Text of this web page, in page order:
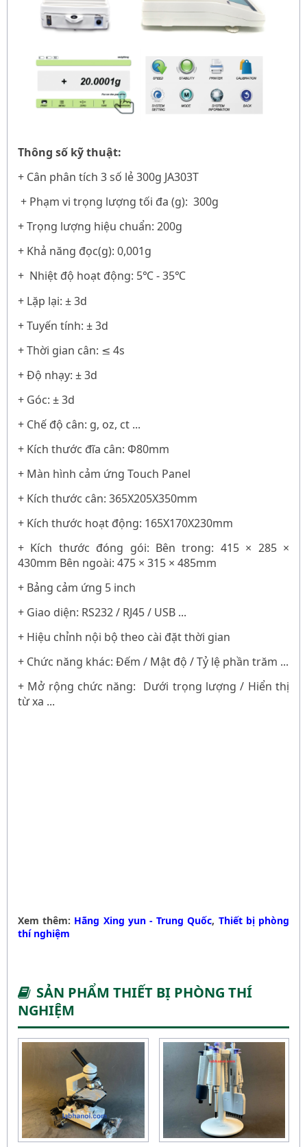
Thông số kỹ thuật:
+ Cân phân tích 3 số lẻ 300g JA303T
+ Phạm vi trọng lượng tối đa (g): 300g
+ Trọng lượng hiệu chuẩn: 200g
+ Khả năng đọc(g): 0,001g
+ Nhiệt độ hoạt động: 5℃ - 35℃
+ Lặp lại: ± 3d
+ Tuyến tính: ± 3d
+ Thời gian cân: ≤ 4s
+ Độ nhạy: ± 3d
+ Góc: ± 3d
+ Chế độ cân: g, oz, ct ...
+ Kích thước đĩa cân: Φ80mm
+ Màn hình cảm ứng Touch Panel
+ Kích thước cân: 365X205X350mm
+ Kích thước hoạt động: 165X170X230mm
+ Kích thước đóng gói: Bên trong: 415 × 285 ×
430mm Bên ngoài: 475 × 315 × 485mm
+ Bảng cảm ứng 5 inch
+ Giao diện: RS232 / RJ45 / USB ...
+ Hiệu chỉnh nội bộ theo cài đặt thời gian
+ Chức năng khác: Đếm / Mật độ / Tỷ lệ phần trăm ...
+ Mở rộng chức năng: Dưới trọng lượng / Hiển thị
từ xa ...
Xem thêm: Hãng Xing yun - Trung Quốc, Thiết bị phòng
thí nghiệm
SẢN PHẨM THIẾT BỊ PHÒNG THÍ
NGHIỆM